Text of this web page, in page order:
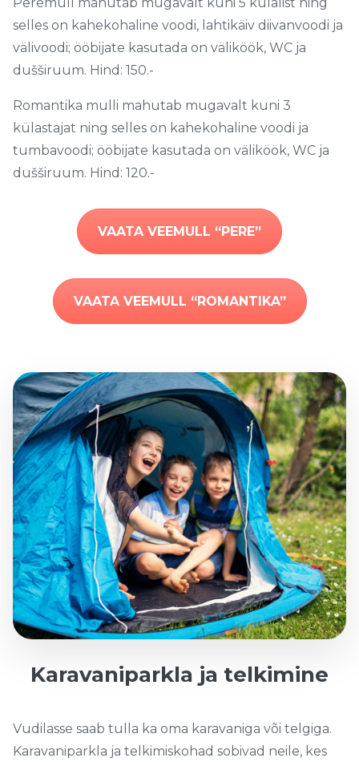
selles on kahekohaline voodi, lahtikäiv diivanvoodi ja
välivoodi; ööbijate kasutada on väliköök, WC ja
dušširuum. Hind: 150.-
Romantika mulli mahutab mugavalt kuni 3
külastajat ning selles on kahekohaline voodi ja
tumbavoodi; ööbijate kasutada on väliköök, WC ja
dušširuum. Hind: 120.-
VAATA VEEMULL “PERE”
VAATA VEEMULL “ROMANTIKA”
Karavaniparkla ja telkimine
Vudilasse saab tulla ka oma karavaniga või telgiga.
Karavaniparkla ja telkimiskohad sobivad neile, kes